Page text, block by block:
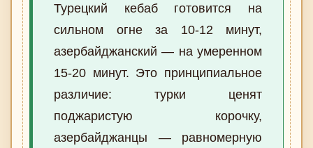
Турецкий кебаб готовится на
сильном огне за 10-12 минут,
азербайджанский — на умеренном
15-20 минут. Это принципиальное
различие: турки ценят
поджаристую корочку,
азербайджанцы — равномерную